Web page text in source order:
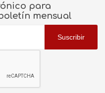
para
mensual
Suscribir